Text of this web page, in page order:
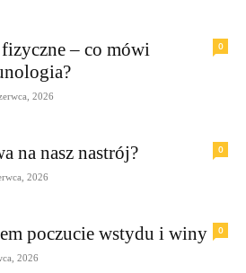
0
– co mówi
2026
0
na nasz nastrój?
2026
0
poczucie wstydu i winy
2026